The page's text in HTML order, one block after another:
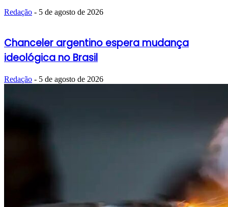
Redação - 5 de agosto de 2026
Chanceler argentino espera mudança
ideológica no Brasil
Redação - 5 de agosto de 2026